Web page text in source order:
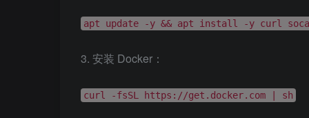
apt update -y && apt install -y curl
3. 安装 Docker：
curl -fsSL https://get.docker.com | sh